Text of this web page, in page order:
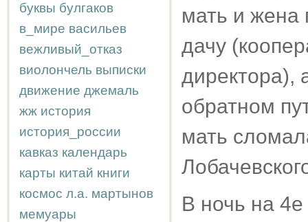
буквы булгаков
в_мире васильев
вежливый_отказ
виолончель выписки
движение джемаль
жж история
история_россии
кавказ календарь
карты китай книги
космос л.а. мартынов
мемуары
мать и жена
дачу
директора),
обратном
мать
В ночь на